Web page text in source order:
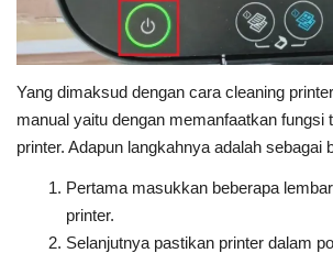
Yang dimaksud dengan cara cleaning
manual yaitu dengan memanfaatkan fungsi
printer. Adapun langkahnya adalah sebagai
Pertama masukkan beberapa
printer.
Selanjutnya pastikan printer dalam